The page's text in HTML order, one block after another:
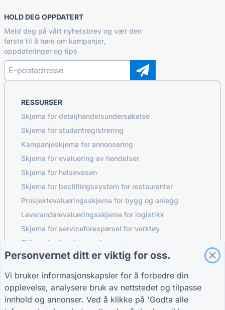
HOLD DEG OPPDATERT
Meld deg på vårt nyhetsbrev og vær den
første til å høre om kampanjer,
oppdateringer og tips
RESSURSER
Skjema for detaljhandelsundersøkelse
Skjema for studentregistrering
Kampanjeskjema for annonsering
Skjema for evaluering av hendelser
Skjema for helsevesen
Skjema for bestillingssystem for restauranter
Prosjektevalueringsskjema for bygg og anlegg
Leverandørevalueringsskjema for logistikk
Skjema for serviceforespørsel for verktøy
Skjema for kundeengasjement
GUIDER
Brukerstøtte
Blogg
FIRMA
Om oss
Kontakt oss
VILKÅR
Vilkår
Personvernpolicy
Personvernet ditt er viktig for oss.
Vi bruker informasjonskapsler for å forbedre din
opplevelse, analysere bruk av nettstedet og tilpasse
innhold og annonser. Ved å klikke på 'Godta alle